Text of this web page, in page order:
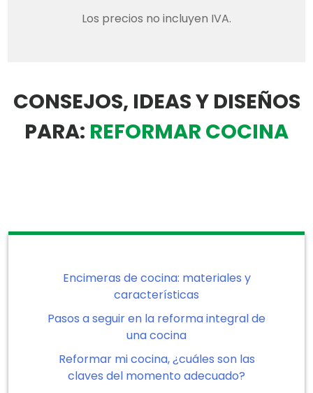
Los precios no incluyen IVA.
CONSEJOS, IDEAS Y DISEÑOS
PARA: REFORMAR COCINA
Encimeras de cocina: materiales y
características
Pasos a seguir en la reforma integral de
una cocina
Reformar mi cocina, ¿cuáles son las
claves del momento adecuado?